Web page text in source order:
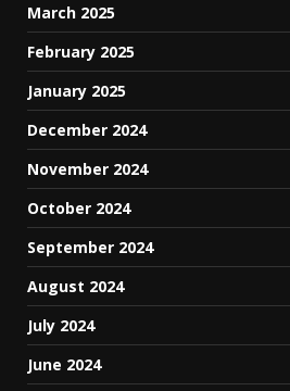
March 2025
February 2025
January 2025
December 2024
November 2024
October 2024
September 2024
August 2024
July 2024
June 2024